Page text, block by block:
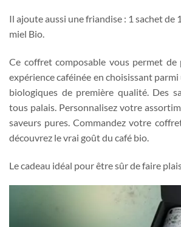
Il ajoute aussi une friandise : 1 sachet de
miel Bio.
Ce coffret composable vous permet de
expérience caféinée en choisissant
biologiques de première qualité. Des
tous palais. Personnalisez votre
saveurs pures. Commandez votre
découvrez le vrai goût du café bio.
Le cadeau idéal pour être sûr de faire